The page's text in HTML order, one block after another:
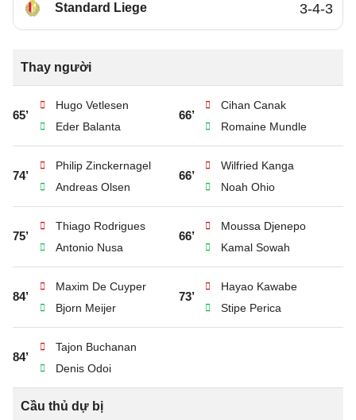
Standard Liege 3-4-3
Thay người
65’
Hugo Vetlesen
Eder Balanta
66’
Cihan Canak
Romaine Mundle
74’
Philip Zinckernagel
Andreas Olsen
66’
Wilfried Kanga
Noah Ohio
75’
Thiago Rodrigues
Antonio Nusa
66’
Moussa Djenepo
Kamal Sowah
84’
Maxim De Cuyper
Bjorn Meijer
73’
Hayao Kawabe
Stipe Perica
84’
Tajon Buchanan
Denis Odoi
Cầu thủ dự bị